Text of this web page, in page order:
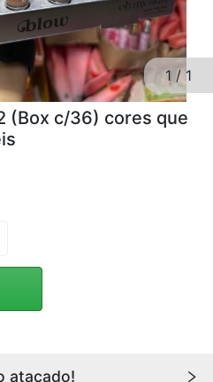
1 / 1
(Box c/36) cores que
atacado!